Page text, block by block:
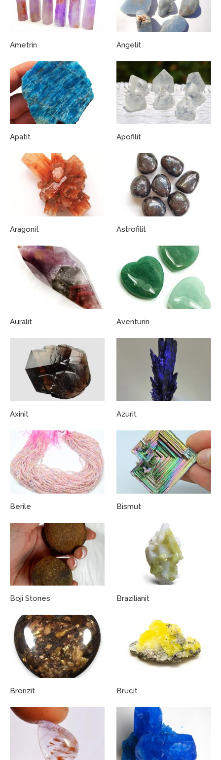
Ametrin Angelit
Apatit Apofilit
Aragonit Astrofilit
Auralit Aventurin
Axinit Azurit
Berile Bismut
Boji Stones Brazilianit
Bronzit Brucit